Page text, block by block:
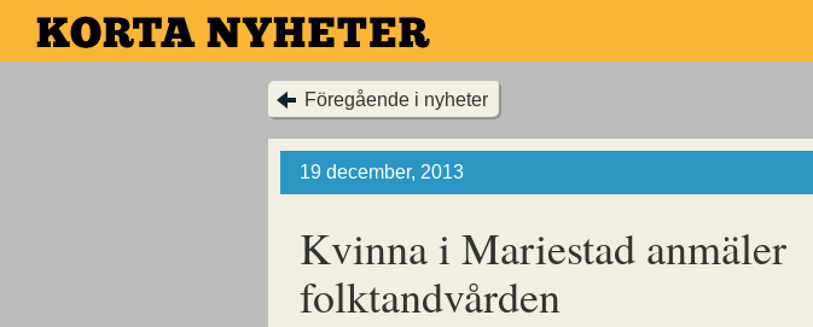
Hoppa
till
Föregående i nyheter
19 december, 2013
Kvinna i Mariestad anmäler
folktandvården